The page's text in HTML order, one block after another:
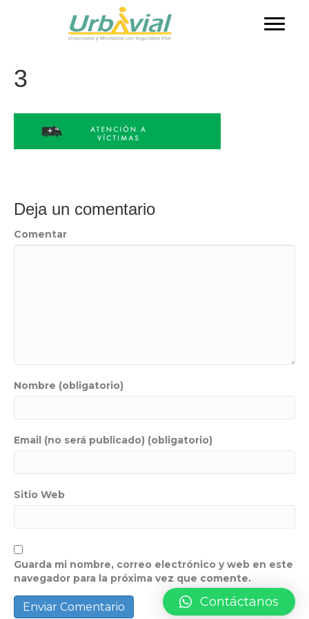
3
Deja un comentario
Comentar
Nombre (obligatorio)
Email (no será publicado) (obligatorio)
Sitio Web
Guarda mi nombre, correo electrónico y web en este
navegador para la próxima vez que comente.
Contáctanos